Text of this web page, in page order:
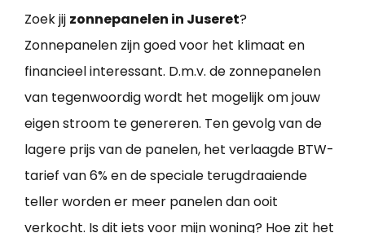
Zoek jij zonnepanelen in Juseret?
Zonnepanelen zijn goed voor het klimaat en
financieel interessant. D.m.v. de zonnepanelen
van tegenwoordig wordt het mogelijk om jouw
eigen stroom te genereren. Ten gevolg van de
lagere prijs van de panelen, het verlaagde BTW-
tarief van 6% en de speciale terugdraaiende
teller worden er meer panelen dan ooit
verkocht. Is dit iets voor mijn woning? Hoe zit het